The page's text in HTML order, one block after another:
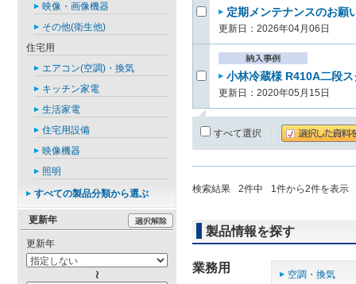
定期メンテナンスのお願
更新日：2026年04月06日
小林冷蔵様 R410A二段
更新日：2020年05月15日
すべて選択
検索結果 2件中 1件から2件を表示
製品情報を探す
業務用 空調・換気
映像・画像機器
その他(衛生他)
住宅用
エアコン(空調)・換気
キッチン家電
生活家電
住宅用設備
映像機器
照明
すべての製品分類から選ぶ
更新年
更新年